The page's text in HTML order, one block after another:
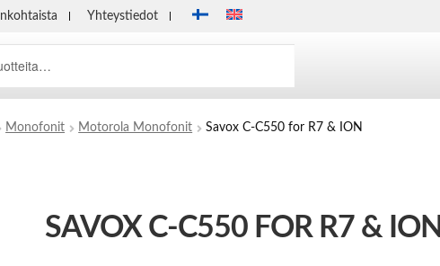
Yhteystiedot
Monofonit Motorola Monofonit Savox C-C550 for R7 & ION
SAVOX C-C550 FOR R7 & ION